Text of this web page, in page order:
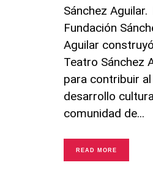
Sánchez
Fundación
Aguilar
Teatro Sánchez
para contribuir al
desarrollo
comunidad de
READ MORE